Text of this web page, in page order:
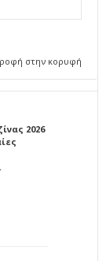
στην κορυφή
2026